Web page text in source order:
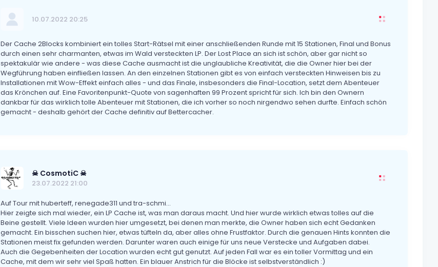
10.07.2022 20:25
Der Cache 2Blocks kombiniert ein tolles Start-Rätsel mit einer anschließenden Runde mit 15 Stationen, Final und Bonus
durch einen sehr charmanten, etwas im Wald versteckten LP. Der Lost Place an sich ist schön, aber gar nicht so
spektakulär wie andere - was diese Cache ausmacht ist die unglaubliche Kreativität, die die Owner hier bei der
Wegführung haben einfließen lassen. An den einzelnen Stationen gibt es von einfach versteckten Hinweisen bis zu
Installationen mit Wow-Effekt einfach alles - und das Finale, insbesonders die Final-Location, setzt dem Abenteuer
das Krönchen auf. Eine Favoritenpunkt-Quote von sagenhaften 99 Prozent spricht für sich. Ich bin den Ownern
dankbar für das wirklich tolle Abenteuer mit Stationen, die ich vorher so noch nirgendwo sehen durfte. Einfach schön
gemacht - deshalb gehört der Cache definitiv auf Bettercacher.
☠ CosmotiC ☠
23.07.2022 21:00
Auf Tour mit huberteff, renegade311 und tra-schmi...
Hier zeigte sich mal wieder, ein LP Cache ist, was man daraus macht. Und hier wurde wirklich etwas tolles auf die
Beine gestellt. Viele Ideen wurden hier umgesetzt, bei denen man merkte, die Owner haben sich echt Gedanken
gemacht. Ein bisschen suchen hier, etwas tüfteln da, aber alles ohne Frustfaktor. Durch die genauen Hints konnten die
Stationen meist fix gefunden werden. Darunter waren auch einige für uns neue Verstecke und Aufgaben dabei.
Auch die Gegebenheiten der Location wurden echt gut genutzt. Auf jeden Fall war es ein toller Vormittag und ein
Cache, mit dem wir sehr viel Spaß hatten. Ein blauer Anstrich für die Blöcke ist selbstverständlich :)